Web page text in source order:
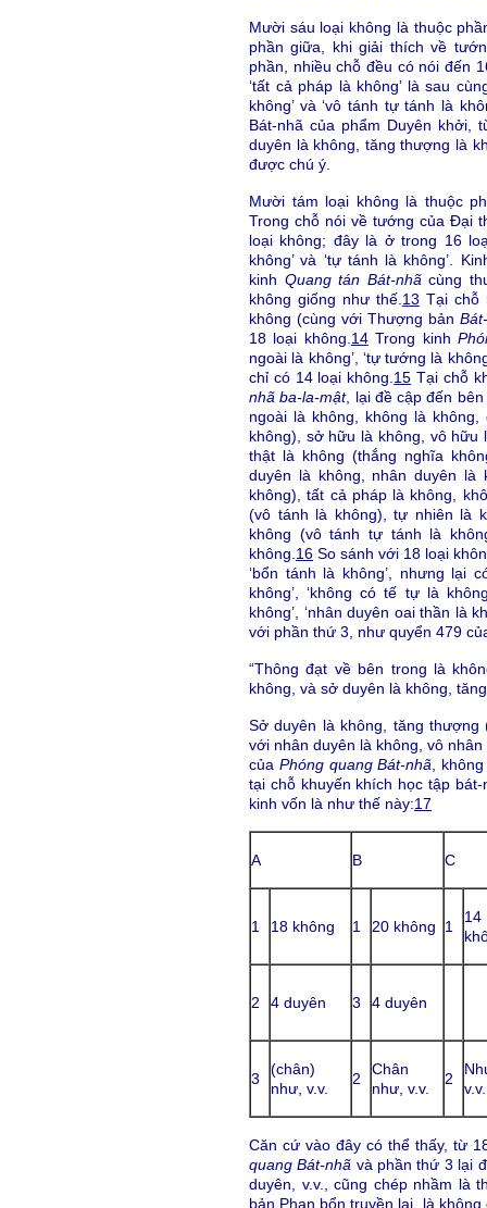
Mười sáu loại không là thuộc
phần giữa, khi giải thích về
phần, nhiều chỗ đều có nói đến
‘tất cả pháp là không’ là sau
không’ và ‘vô tánh tự tánh là
Bát-nhã của phẩm Duyên khởi,
duyên là không, tăng thượng là
được chú ý.
Mười tám loại không là thuộc
Trong chỗ nói về tướng của Đại
loại không; đây là ở trong 16
không’ và ‘tự tánh là không’.
kinh Quang tán Bát-nhãcùng
không giống như thế. 13 Tại chỗ
không (cùng với Thượng bản
18 loại không. 14Trong kinh
ngoài là không’, ‘tự tướng là
chỉ có 14 loại không. 15 Tại chỗ
nhã ba-la-mật, lại đề cập đến
ngoài là không, không là
không), sở hữu là không, vô hữu
thật là không (thắng nghĩa
duyên là không, nhân duyên
không), tất cả pháp là không,
(vô tánh là không), tự nhiên là
không (vô tánh tự tánh là
không. 16 So sánh với 18 loại
‘bổn tánh là không’, nhưng lại
không’, ‘không có tế tự là
không’, ‘nhân duyên oai thần là
với phần thứ 3, như quyển 479
“Thông đạt về bên trong là
không, và sở duyên là không,
Sở duyên là không, tăng
với nhân duyên là không, vô
của Phóng quang Bát-nhã ,
tại chỗ khuyến khích học tập
kinh vốn là như thế này:17
A B C
1 18 không 1 20 không 1
14
2 4 duyên 3 4 duyên
3
(chân)
như, v.v.
2
Chân
như, v.v.
2
v.v.
Căn cứ vào đây có thể thấy, từ
quang Bát-nhã và phần thứ 3 lại
duyên, v.v., cũng chép nhầm là
bản Phạn bổn truyền lại, là không